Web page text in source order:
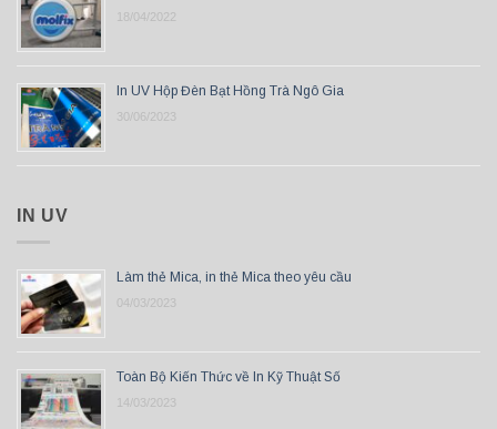
18/04/2022
In UV Hộp Đèn Bạt Hồng Trà Ngô Gia
30/06/2023
IN UV
Làm thẻ Mica, in thẻ Mica theo yêu cầu
04/03/2023
Toàn Bộ Kiến Thức về In Kỹ Thuật Số
14/03/2023